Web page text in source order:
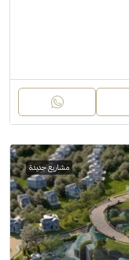
مشاريع جديدة